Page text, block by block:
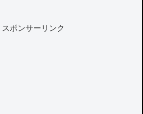
スポンサーリンク